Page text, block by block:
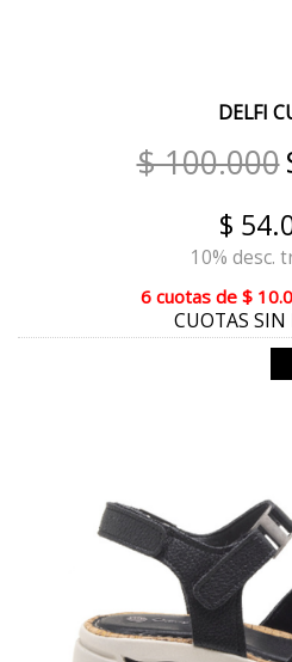
GAMAS
GAMAS
MARRON
NUEZ
LEÑO
DELFI
$ 100.000
$
10% desc.
6 cuotas de $
CUOTAS SIN